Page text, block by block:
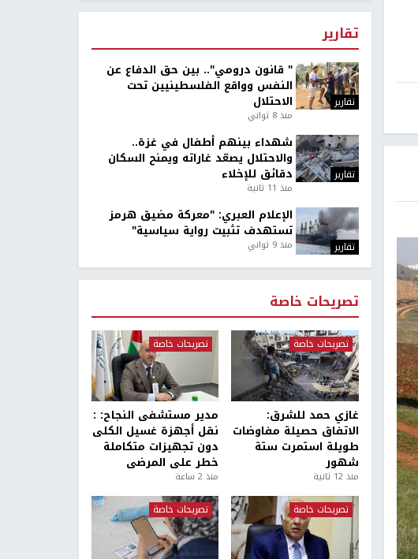
تقارير
تقارير
" قانون درومي".. بين حق الدفاع عن
النفس وواقع الفلسطينيين تحت
الاحتلال
منذ 8 ثواني
تقارير
شهداء بينهم أطفال في غزة..
والاحتلال يصعّد غاراته ويمنح السكان
دقائق للإخلاء
منذ 11 ثانية
تقارير
الإعلام العبري: "معركة مضيق هرمز
تستهدف تثبيت رواية سياسية"
منذ 9 ثواني
تصريحات خاصة
تصريحات خاصة
غازي حمد للشرق:
الاتفاق حصيلة مفاوضات
طويلة استمرت ستة
شهور
منذ 12 ثانية
تصريحات خاصة
مدير مستشفى النجاح: :
نقل أجهزة غسيل الكلى
دون تجهيزات متكاملة
خطر على المرضى
منذ 2 ساعة
تصريحات خاصة تصريحات خاصة